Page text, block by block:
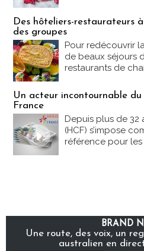
Des hôteliers-restaurateurs
des groupes
Pour redécouvrir
de beaux séjours
restaurants de
Un acteur incontournable
France
Depuis plus de 32
(HCF) s’impose
référence pour les
BRAND
Une route, des voix, un
australien en